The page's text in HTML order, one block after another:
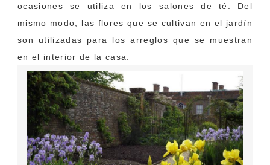
ocasiones se utiliza en los salones de té. Del
mismo modo, las flores que se cultivan en el jardín
son utilizadas para los arreglos que se muestran
en el interior de la casa.